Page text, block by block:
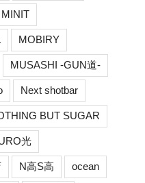
MOBIRY
MUSASHI -GUN道-
Next shotbar
BUT SUGAR
光
N高S高 ocean